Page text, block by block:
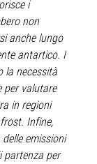
i
non
anche lungo
antartico. I
la necessità
per valutare
in regioni
Infine,
emissioni
partenza per